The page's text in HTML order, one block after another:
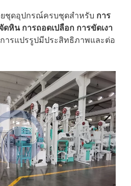
ยชุดอุปกรณ์ครบชุดสำหรับ การ
หิน การถอดเปลือก การขัดเงา
การแปรรูปมีประสิทธิภาพและต่อ